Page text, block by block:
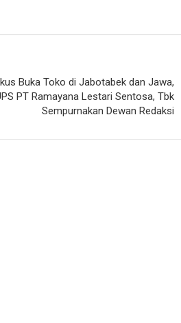
Buka Toko di Jabotabek dan Jawa,
PT Ramayana Lestari Sentosa, Tbk
Sempurnakan Dewan Redaksi